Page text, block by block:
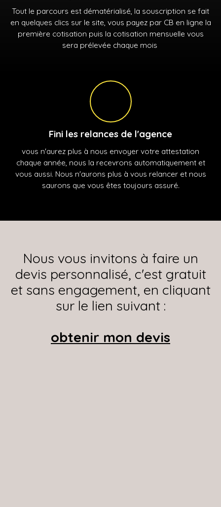
Tout le parcours est dématérialisé, la souscription se fait
en quelques clics sur le site, vous payez par CB en ligne la
première cotisation puis la cotisation mensuelle vous
sera prélevée chaque mois
Fini les relances de l'agence
vous n'aurez plus à nous envoyer votre attestation
chaque année, nous la recevrons automatiquement et
vous aussi. Nous n'aurons plus à vous relancer et nous
saurons que vous êtes toujours assuré.
Nous vous invitons à faire un
devis personnalisé, c'est gratuit
et sans engagement, en cliquant
sur le lien suivant :
obtenir mon devis